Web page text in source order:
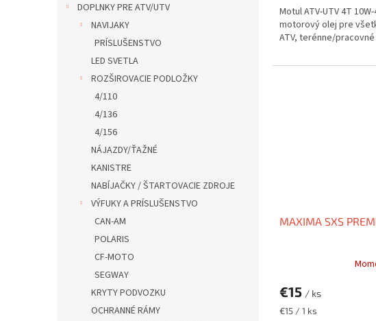
DOPLNKY PRE ATV/UTV
NAVIJAKY
PRÍSLUŠENSTVO
LED SVETLA
ROZŠIROVACIE PODLOŽKY
4/110
4/136
4/156
NÁJAZDY/ŤAŽNÉ
KANISTRE
NABÍJAČKY / ŠTARTOVACIE ZDROJE
VÝFUKY A PRÍSLUŠENSTVO
CAN-AM
POLARIS
CF-MOTO
SEGWAY
KRYTY PODVOZKU
OCHRANNÉ RÁMY
Motul ATV-UTV 4T
motorový olej pre
ATV, terénne/pracovné
MAXIMA SXS
€15 / ks
Jednotková
€15 / 1 ks